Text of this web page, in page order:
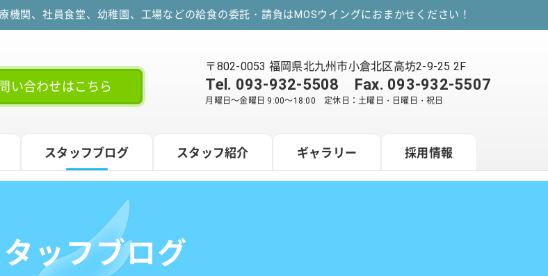
関、社員食堂、幼稚園、工場などの給食の委託・請負はMOSウイングにおまかせください！
い合わせはこちら
〒802-0053 福岡県北九州市小倉北区高坊2-9-25 2F
Tel. 093-932-5508 Fax. 093-932-5507
月曜日～金曜日 9:00～18:00 定休日：土曜日・日曜日・祝日
スタッフブログ スタッフ紹介 ギャラリー 採用情報
ッフブログ